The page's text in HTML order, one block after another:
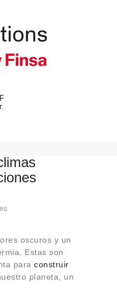
F
r
oscuros y un
Estas son
para construir
planeta, un